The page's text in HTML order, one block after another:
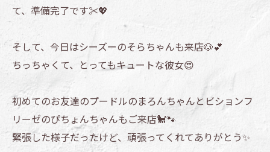
て、準備完了です✂️💖
そして、今日はシーズーのそらちゃんも来店🐶💕
ちっちゃくて、とってもキュートな彼女😍
初めてのお友達のプードルのまろんちゃんとビションフ
リーゼのぴちょんちゃんもご来店🐩🐾
緊張した様子だったけど、頑張ってくれてありがとう✨